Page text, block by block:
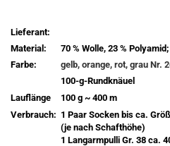
Lieferant:
Material:
70 % Wolle, 23 %
Farbe:
gelb, orange, rot, grau Nr.
100-g-Rundknäuel
Lauflänge
100 g ~ 400 m
Verbrauch: 1 Paar Socken bis ca.
(je nach Schafthöhe)
1 Langarmpulli Gr. 38 ca.